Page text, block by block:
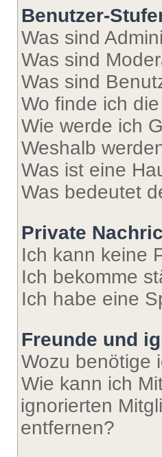
Benutzer-
Was sind
Was sind
Was sind
Wo finde ich
Wie werde ich
Weshalb
Was ist eine
Was bedeutet
Private
Ich kann keine
Ich bekomme
Ich habe eine
Freunde und
Wozu benötige
Wie kann ich
ignorierten
entfernen?